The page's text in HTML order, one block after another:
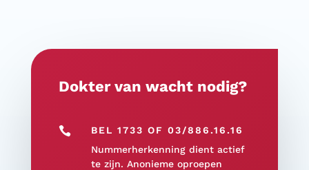
Dokter van wacht nodig?

BEL 1733 OF 03/886.16.16
Nummerherkenning dient actief
te zijn. Anonieme oproepen